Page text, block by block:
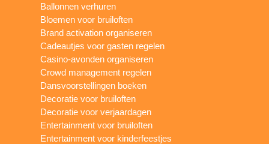
Ballonnen verhuren
Bloemen voor bruiloften
Brand activation organiseren
Cadeautjes voor gasten regelen
Casino-avonden organiseren
Crowd management regelen
Dansvoorstellingen boeken
Decoratie voor bruiloften
Decoratie voor verjaardagen
Entertainment voor bruiloften
Entertainment voor kinderfeestjes